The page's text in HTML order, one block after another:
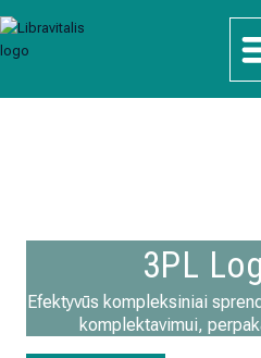
prie
turinio
3PL
Efektyvūs kompleksiniai
komplektavimui,